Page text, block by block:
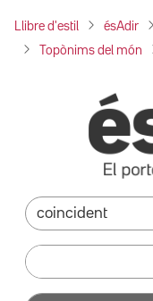
Llibre d'estil ésAdir
Topònims del món